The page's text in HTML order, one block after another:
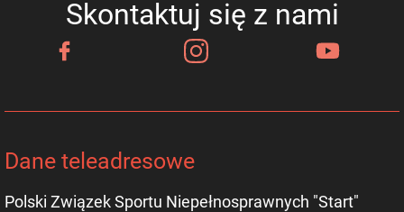
Skontaktuj się z nami
Dane teleadresowe
Polski Związek Sportu Niepełnosprawnych "Start"